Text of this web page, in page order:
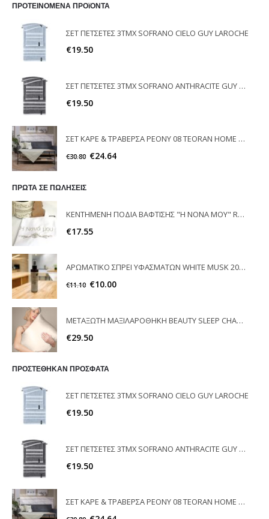
ΠΡΟΤΕΙΝΟΜΕΝΑ ΠΡΟϊΟΝΤΑ
ΣΕΤ ΠΕΤΣΕΤΕΣ 3ΤΜΧ SOFRANO CIELO GUY LAROCHE
€19.50
ΣΕΤ ΠΕΤΣΕΤΕΣ 3ΤΜΧ SOFRANO ANTHRACITE GUY LAROCHE
€19.50
ΣΕΤ ΚΑΡΕ & ΤΡΑΒΕΡΣΑ PEONY 08 TEORAN HOME & MORE
€30.80 €24.64
ΠΡΩΤΑ ΣΕ ΠΩΛΗΣΕΙΣ
ΚΕΝΤΗΜΕΝΗ ΠΟΔΙΑ ΒΑΦΤΙΣΗΣ "Η ΝΟΝΑ ΜΟΥ" RAISON D'ETRE
€17.55
ΑΡΩΜΑΤΙΚΟ ΣΠΡΕΙ ΥΦΑΣΜΑΤΩΝ WHITE MUSK 200ml ELEGANT
€11.10 €10.00
ΜΕΤΑΞΩΤΗ ΜΑΞΙΛΑΡΟΘΗΚΗ BEAUTY SLEEP CHAMPAGNE FEEL AND TOUCH
€29.50
ΠΡΟΣΤΕΘΗΚΑΝ ΠΡΟΣΦΑΤΑ
ΣΕΤ ΠΕΤΣΕΤΕΣ 3ΤΜΧ SOFRANO CIELO GUY LAROCHE
€19.50
ΣΕΤ ΠΕΤΣΕΤΕΣ 3ΤΜΧ SOFRANO ANTHRACITE GUY LAROCHE
€19.50
ΣΕΤ ΚΑΡΕ & ΤΡΑΒΕΡΣΑ PEONY 08 TEORAN HOME & MORE